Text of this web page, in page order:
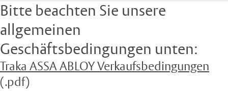
Bitte beachten Sie unsere
allgemeinen
Geschäftsbedingungen unten:
Traka ASSA ABLOY Verkaufsbedingungen
(.pdf)